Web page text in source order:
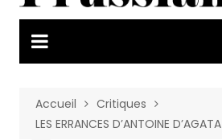
Accueil
Critiques
LES ERRANCES D’ANTOINE D’AGATA